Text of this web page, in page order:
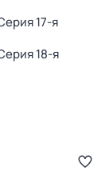
17-я
18-я